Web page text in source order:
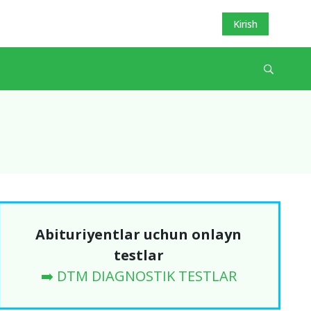
Kirish
Abituriyentlar uchun onlayn
testlar
➡️ DTM DIAGNOSTIK TESTLAR